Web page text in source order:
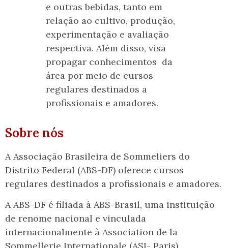
e outras bebidas, tanto em
relação ao cultivo, produção,
experimentação e avaliação
respectiva. Além disso, visa
propagar conhecimentos da
área por meio de cursos
regulares destinados a
profissionais e amadores.
Sobre nós
A Associação Brasileira de Sommeliers do
Distrito Federal (ABS-DF) oferece cursos
regulares destinados a profissionais e amadores.
A ABS-DF é filiada à ABS-Brasil, uma instituição
de renome nacional e vinculada
internacionalmente à Association de la